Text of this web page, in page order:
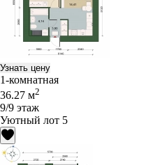
Узнать цену
1-комнатная
36.27 м2
9/9 этаж
Уютный лот 5